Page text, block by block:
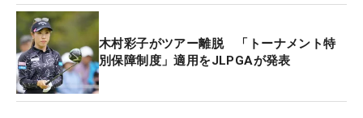
消えます」と、ゴルファーにはうれしい話しばか
り。ちょうどそのヨコでは、木下稜介が日焼け止め
を使用しており、ピオニーのいい香りが広まった。
多くのプロゴルファーや知人らが使用し、ちまたで
木村彩子がツアー離脱 「トーナメント特
別保障制度」適用をJLPGAが発表